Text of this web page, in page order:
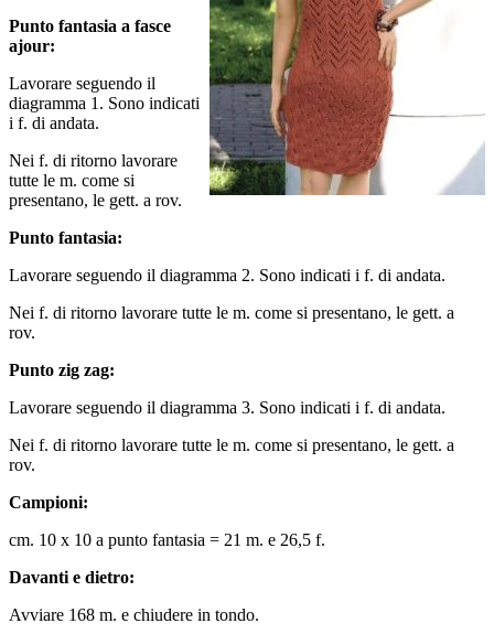
Punto fantasia a fasce
ajour:
Lavorare seguendo il
diagramma 1. Sono indicati
i f. di andata.
Nei f. di ritorno lavorare
tutte le m. come si
presentano, le gett. a rov.
Punto fantasia:
Lavorare seguendo il diagramma 2. Sono indicati i f. di andata.
Nei f. di ritorno lavorare tutte le m. come si presentano, le gett. a
rov.
Punto zig zag:
Lavorare seguendo il diagramma 3. Sono indicati i f. di andata.
Nei f. di ritorno lavorare tutte le m. come si presentano, le gett. a
rov.
Campioni:
cm. 10 x 10 a punto fantasia = 21 m. e 26,5 f.
Davanti e dietro:
Avviare 168 m. e chiudere in tondo.